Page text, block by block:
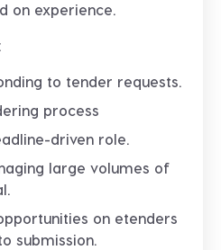
on experience.
to tender requests.
process
driven role.
large volumes of
on etenders
submission.